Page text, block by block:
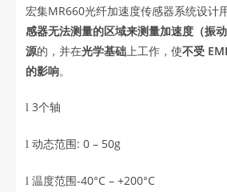
宏集MR660光纤加速度传感器系统设计
感器无法测量的区域来测量加速度（振动
源的，并在光学基础上工作，使不受
的影响。
l 3个轴
l 动态范围: 0– 50g
l 温度范围-40°C – +200°C